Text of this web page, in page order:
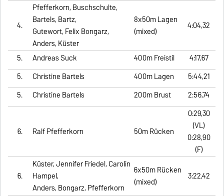
4.
Pfefferkorn, Buschschulte,
Bartels, Bartz,
Gutewort, Felix Bongarz,
Anders, Küster
8x50m Lagen
(mixed)
4:04,32
5. Andreas Suck 400m Freistil
4:17,67
5.
Christine Bartels 400m Lagen
5:44,21
5.
Christine Bartels 200m Brust 2:56,74
6. Ralf Pfefferkorn 50m Rücken
0:29,30
(VL)
0:28,90
(F)
6.
Küster, Jennifer Friedel, Carolin
Hampel,
Anders, Bongarz, Pfefferkorn
6x50m Rücken
(mixed)
3:22,42